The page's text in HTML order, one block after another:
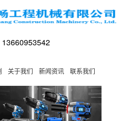
关于我们 新闻资讯 联系我们